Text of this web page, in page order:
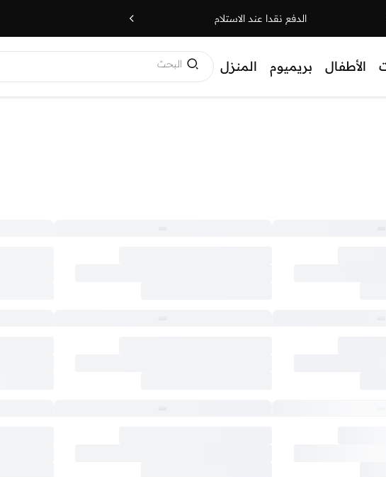
الدفع نقدا عند الاستلام
الأطفال بريميوم المنزل البحث